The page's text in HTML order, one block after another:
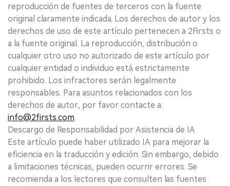
reproducción de fuentes de terceros con la fuente
original claramente indicada. Los derechos de autor y los
derechos de uso de este artículo pertenecen a 2Firsts o
a la fuente original. La reproducción, distribución o
cualquier otro uso no autorizado de este artículo por
cualquier entidad o individuo está estrictamente
prohibido. Los infractores serán legalmente
responsables. Para asuntos relacionados con los
derechos de autor, por favor contacte a:
info@2firsts.com
Descargo de Responsabilidad por Asistencia de IA
Este artículo puede haber utilizado IA para mejorar la
eficiencia en la traducción y edición. Sin embargo, debido
a limitaciones técnicas, pueden ocurrir errores. Se
recomienda a los lectores que consulten las fuentes